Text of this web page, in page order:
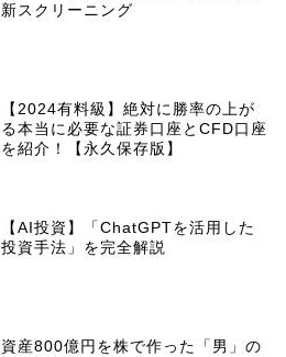
新スクリーニング
【2024有料級】絶対に勝率の上が
る本当に必要な証券口座とCFD口座
を紹介！【永久保存版】
【AI投資】「ChatGPTを活用した
投資手法」を完全解説
資産800億円を株で作った「男」の